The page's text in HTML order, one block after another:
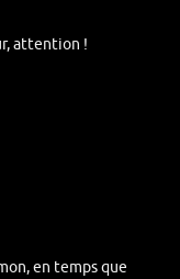
attention !
en temps que